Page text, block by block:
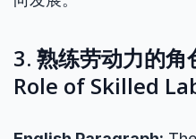
3. 熟练劳动力的
Role of Skilled